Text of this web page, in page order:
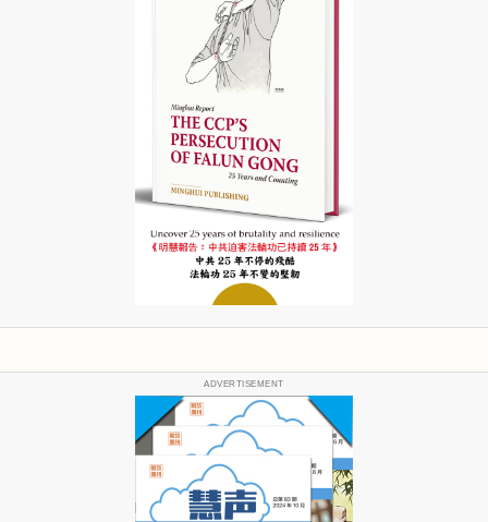
ADVERTISEMENT